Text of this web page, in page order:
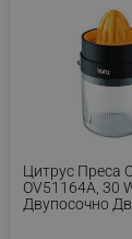
Цитрус Преса
OV51164A, 30
Двупосочно